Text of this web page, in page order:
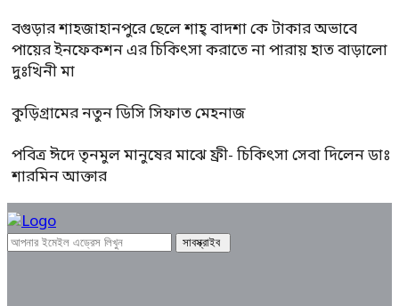
বগুড়ার শাহজাহানপুরে ছেলে শাহ্ বাদশা কে টাকার অভাবে
পায়ের ইনফেকশন এর চিকিৎসা করাতে না পারায় হাত বাড়ালো
দুঃখিনী মা
কুড়িগ্রামের নতুন ডিসি সিফাত মেহনাজ
পবিত্র ঈদে তৃনমুল মানুষের মাঝে ফ্রী- চিকিৎসা সেবা দিলেন ডাঃ
শারমিন আক্তার